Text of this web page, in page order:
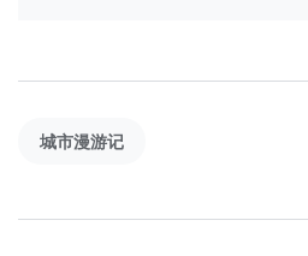
城市漫游记